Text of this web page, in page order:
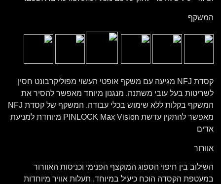
המשקף
קסדת NFJ מגיעה עם משקף אופטי העשוי מפוליקרבונט חסין
לשריטות בעל עובי משתנה. מנגנון מיוחד מאפשר להסיר את
המשקף בקלות ללא שימוש בכלי עבודה. המשקף של קסדת NFJ
מאפשר להתקין עדשת PINLOCK Max Vision מיוחדת למניעת
אדים
אוורור
השילוב בין חיפוי הספוג המוקצף הפנימי וכניסות האוורור
במעטפת הקסדה הוכח כיעיל במיוחד. תעלות אוויר מיוחדות